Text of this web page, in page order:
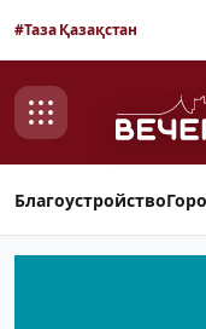
#Таза Қазақстан
Благоустройство